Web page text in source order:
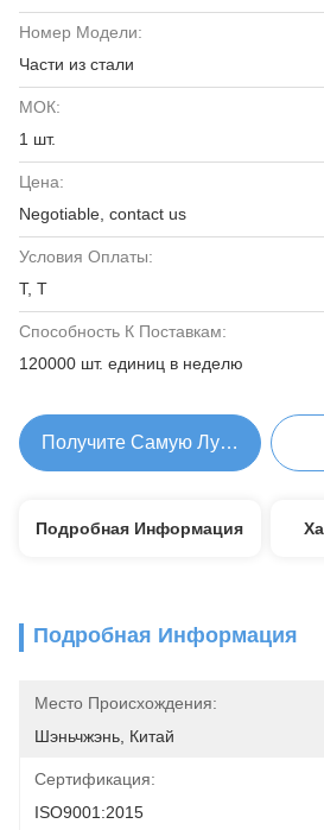
Номер Модели:
Части из стали
МОК:
1 шт.
Цена:
Negotiable, contact us
Условия Оплаты:
Т, Т
Способность К Поставкам:
120000 шт. единиц в неделю
Получите Самую Лучшую Цену
Подробная Информация
Подробная Информация
Место Происхождения:
Шэньчжэнь, Китай
Сертификация:
ISO9001:2015